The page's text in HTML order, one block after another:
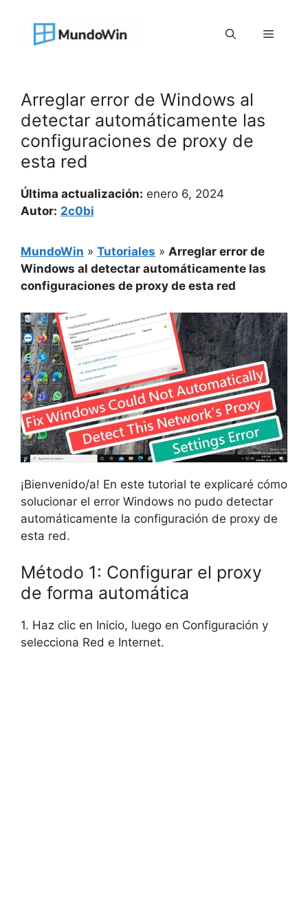
contenido
Menú
Arreglar error de Windows al
detectar automáticamente las
configuraciones de proxy de
esta red
Última actualización: enero 6, 2024
Autor: 2c0bi
MundoWin » Tutoriales » Arreglar error de
Windows al detectar automáticamente las
configuraciones de proxy de esta red
¡Bienvenido/a! En este tutorial te explicaré cómo
solucionar el error Windows no pudo detectar
automáticamente la configuración de proxy de
esta red.
Método 1: Configurar el proxy
de forma automática
1. Haz clic en Inicio, luego en Configuración y
selecciona Red e Internet.